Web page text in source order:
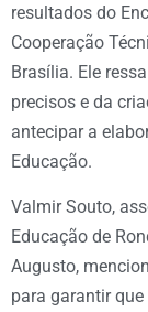
resultados do
Cooperação
Brasília. Ele
precisos e da
antecipar a
Educação.
Valmir Souto,
Educação de
Augusto,
para garantir